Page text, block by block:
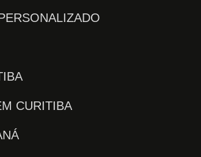
CURITIBA